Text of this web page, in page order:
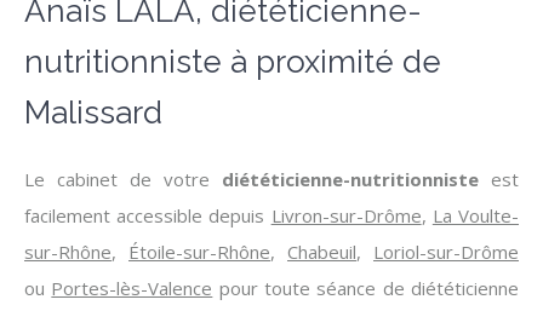
Anaïs LALA, diététicienne-
nutritionniste à proximité de
Malissard
Le cabinet de votre diététicienne-nutritionniste est
facilement accessible depuis Livron-sur-Drôme, La Voulte-
sur-Rhône, Étoile-sur-Rhône, Chabeuil, Loriol-sur-Drôme
ou Portes-lès-Valence pour toute séance de diététicienne